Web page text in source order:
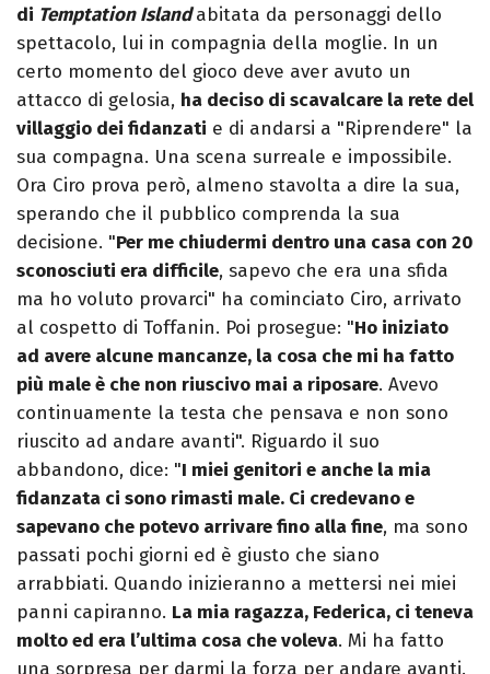
di Temptation Island abitata da personaggi dello
spettacolo, lui in compagnia della moglie. In un
certo momento del gioco deve aver avuto un
attacco di gelosia, ha deciso di scavalcare la rete del
villaggio dei fidanzati e di andarsi a "Riprendere" la
sua compagna. Una scena surreale e impossibile.
Ora Ciro prova però, almeno stavolta a dire la sua,
sperando che il pubblico comprenda la sua
decisione. "Per me chiudermi dentro una casa con 20
sconosciuti era difficile, sapevo che era una sfida
ma ho voluto provarci" ha cominciato Ciro, arrivato
al cospetto di Toffanin. Poi prosegue: "Ho iniziato
ad avere alcune mancanze, la cosa che mi ha fatto
più male è che non riuscivo mai a riposare. Avevo
continuamente la testa che pensava e non sono
riuscito ad andare avanti". Riguardo il suo
abbandono, dice: "I miei genitori e anche la mia
fidanzata ci sono rimasti male. Ci credevano e
sapevano che potevo arrivare fino alla fine, ma sono
passati pochi giorni ed è giusto che siano
arrabbiati. Quando inizieranno a mettersi nei miei
panni capiranno. La mia ragazza, Federica, ci teneva
molto ed era l’ultima cosa che voleva. Mi ha fatto